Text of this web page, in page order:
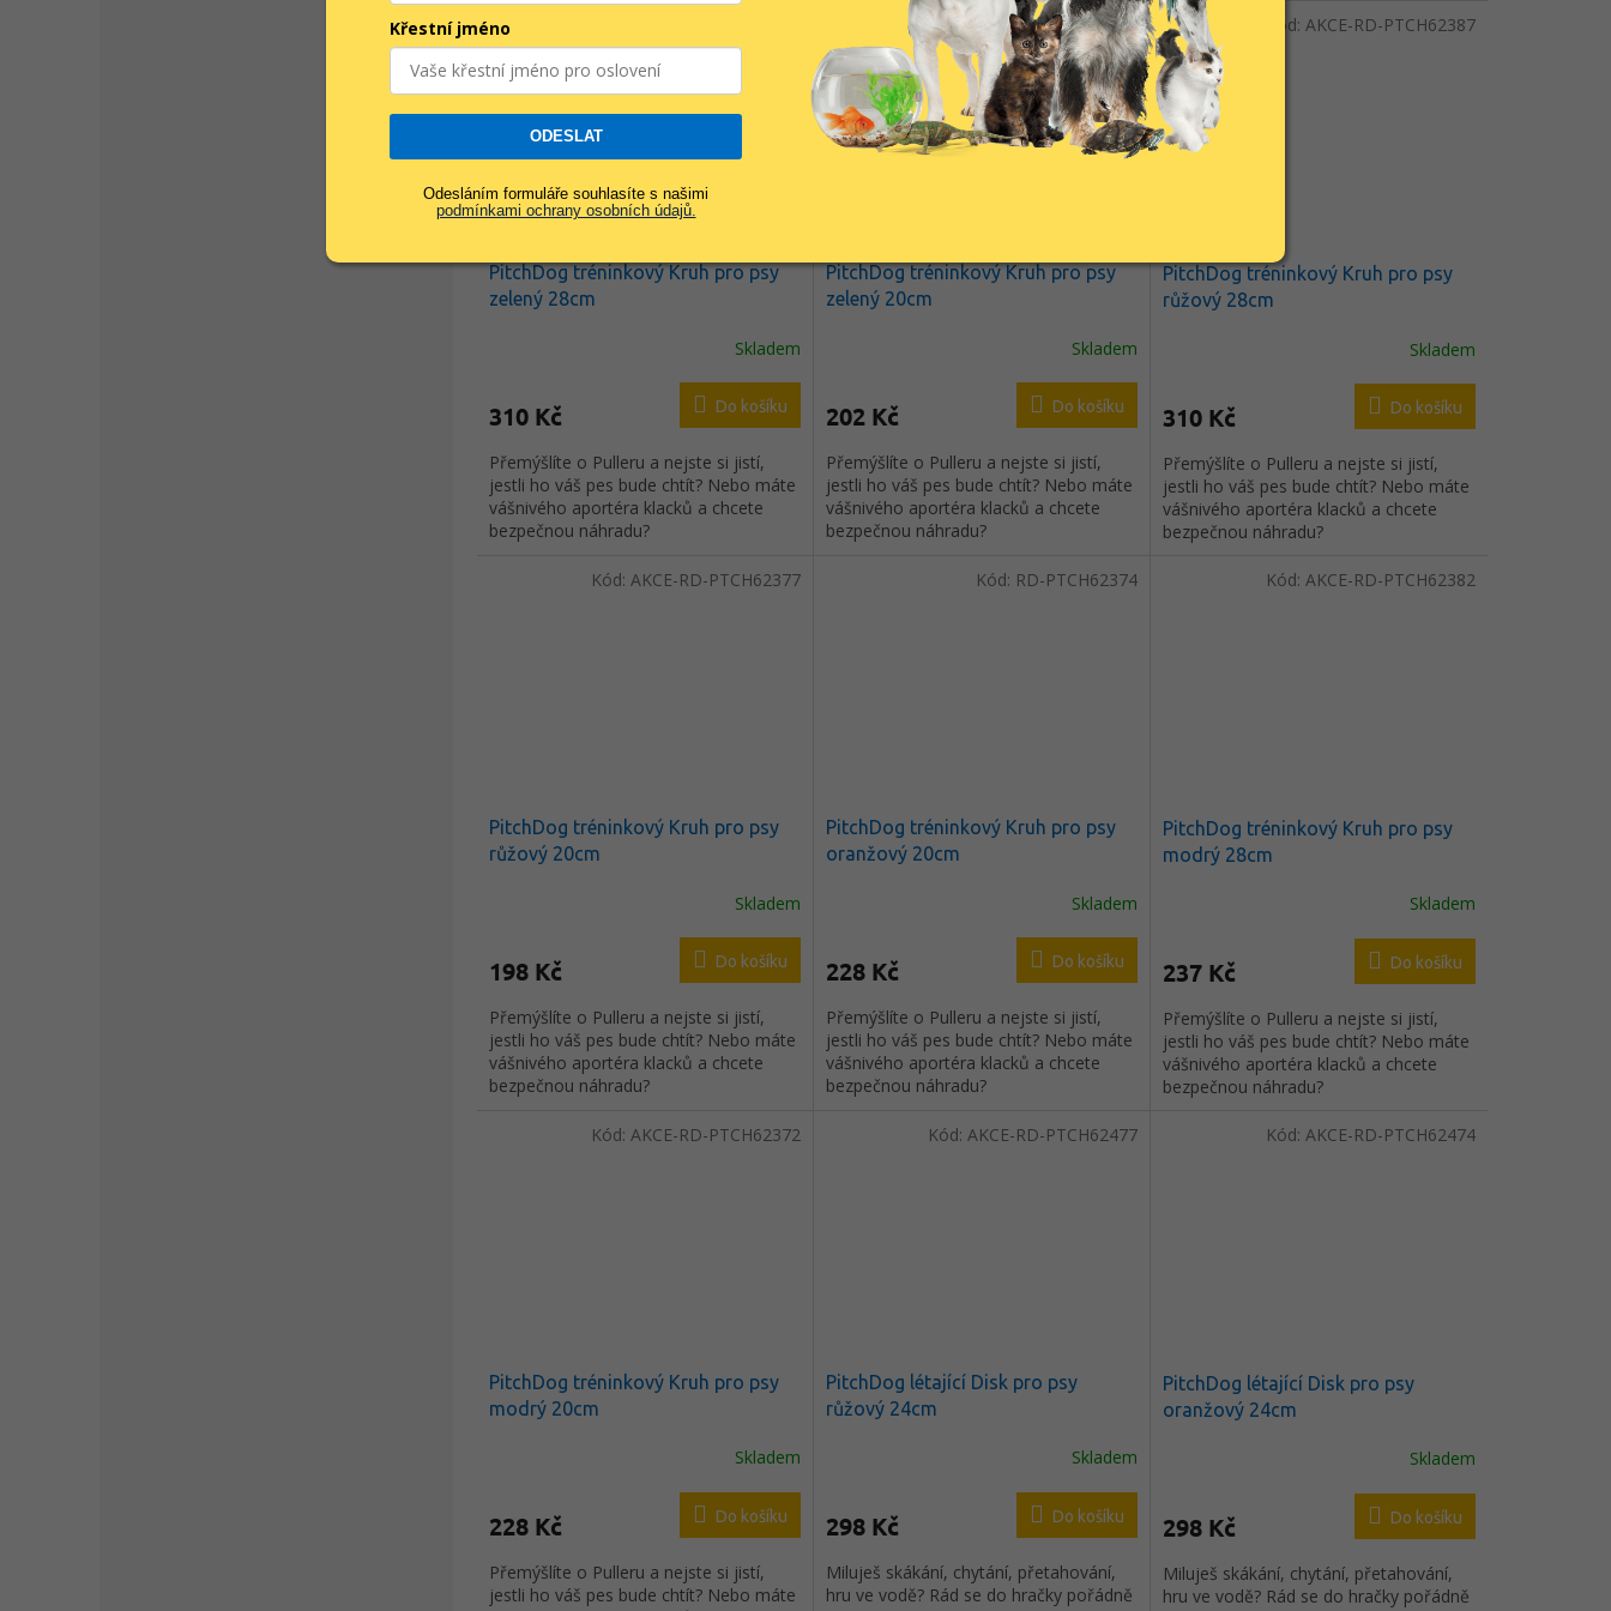
PitchDog tréninkový Kruh pro psy
zelený 28cm
Skladem
310 Kč Do košíku
Přemýšlíte o Pulleru a nejste si jistí,
jestli ho váš pes bude chtít? Nebo máte
vášnivého aportéra klacků a chcete
bezpečnou náhradu?
PitchDog tréninkový Kruh pro psy
zelený 20cm
Skladem
202 Kč Do košíku
Přemýšlíte o Pulleru a nejste si jistí,
jestli ho váš pes bude chtít? Nebo máte
vášnivého aportéra klacků a chcete
bezpečnou náhradu?
Kód:AKCE-RD-PTCH62375
PitchDog tréninkový Kruh pro psy
růžový 28cm
Skladem
310 Kč Do košíku
Přemýšlíte o Pulleru a nejste si jistí,
jestli ho váš pes bude chtít? Nebo máte
vášnivého aportéra klacků a chcete
bezpečnou náhradu?
Kód: AKCE-RD-PTCH62387
PitchDog tréninkový Kruh pro psy
růžový 20cm
Skladem
198 Kč Do košíku
Přemýšlíte o Pulleru a nejste si jistí,
jestli ho váš pes bude chtít? Nebo máte
vášnivého aportéra klacků a chcete
bezpečnou náhradu?
Kód: AKCE-RD-PTCH62377
PitchDog tréninkový Kruh pro psy
oranžový 20cm
Skladem
228 Kč Do košíku
Přemýšlíte o Pulleru a nejste si jistí,
jestli ho váš pes bude chtít? Nebo máte
vášnivého aportéra klacků a chcete
bezpečnou náhradu?
Kód: RD-PTCH62374
PitchDog tréninkový Kruh pro psy
modrý 28cm
Skladem
237 Kč Do košíku
Přemýšlíte o Pulleru a nejste si jistí,
jestli ho váš pes bude chtít? Nebo máte
vášnivého aportéra klacků a chcete
bezpečnou náhradu?
Kód: AKCE-RD-PTCH62382
PitchDog tréninkový Kruh pro psy
modrý 20cm
Skladem
228 Kč Do košíku
Přemýšlíte o Pulleru a nejste si jistí,
jestli ho váš pes bude chtít? Nebo máte
Kód: AKCE-RD-PTCH62372
PitchDog létající Disk pro psy
růžový 24cm
Skladem
298 Kč Do košíku
Miluješ skákání, chytání, přetahování,
hru ve vodě? Rád se do hračky pořádně
Kód: AKCE-RD-PTCH62477
PitchDog létající Disk pro psy
oranžový 24cm
Skladem
298 Kč Do košíku
Miluješ skákání, chytání, přetahování,
hru ve vodě? Rád se do hračky pořádně
Kód: AKCE-RD-PTCH62474
Křestní jméno
ODESLAT
Odesláním formuláře souhlasíte s našimi
podmínkami ochrany osobních údajů.